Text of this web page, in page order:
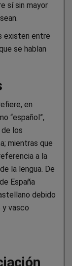
sí sin mayor
existen entre
se hablan
en
“español”,
los
mientras que
a la
la lengua. De
España
debido
y vasco